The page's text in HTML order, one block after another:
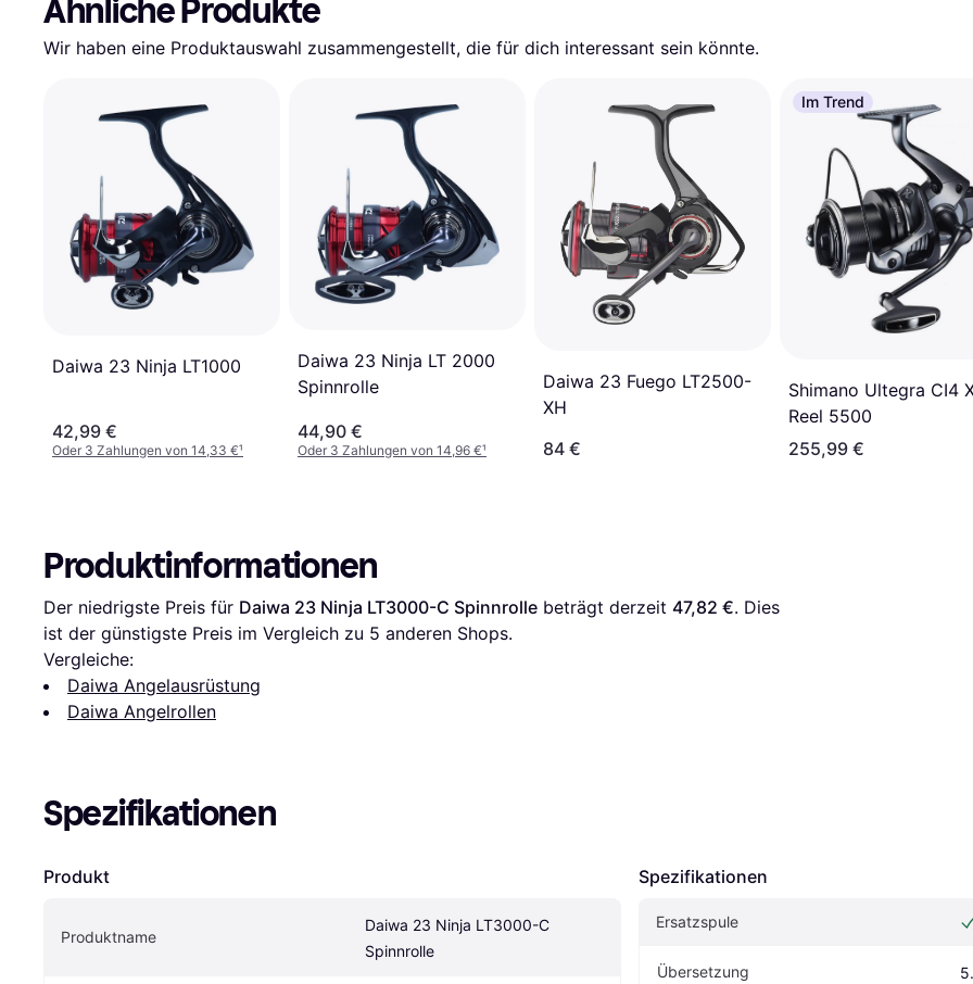
Ähnliche Produkte
Wir haben eine Produktauswahl zusammengestellt, die für dich interessant sein könnte.
Daiwa 23 Ninja LT1000
42,99 €
Oder 3 Zahlungen von 14,33 €¹
Daiwa 23 Ninja LT 2000
Spinnrolle
44,90 €
Oder 3 Zahlungen von 14,96 €¹
Daiwa 23 Fuego LT2500-
XH
84 €
Im Trend
Shimano Ultegra CI4
Reel 5500
255,99 €
Produktinformationen
Der niedrigste Preis für Daiwa 23 Ninja LT3000-C Spinnrolle beträgt derzeit 47,82 €. Dies
ist der günstigste Preis im Vergleich zu 5 anderen Shops.
Vergleiche:
Daiwa Angelausrüstung
Daiwa Angelrollen
Spezifikationen
Produkt
Produktname
Daiwa 23 Ninja LT3000-C
Spinnrolle
Spezifikationen
Ersatzspule
Übersetzung